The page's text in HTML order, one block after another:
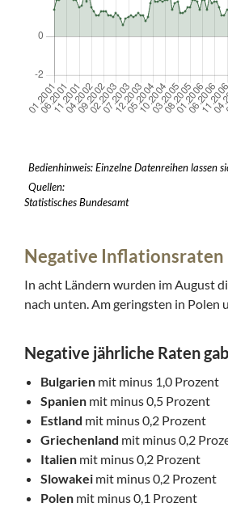
Bedienhinweis: Einzelne Datenreihen lassen
Quellen:
Statistisches Bundesamt
Negative Inflationsraten
In acht Ländern wurden im August
nach unten. Am geringsten in Polen
Negative jährliche Raten
Bulgarien mit minus 1,0 Prozent
Spanien mit minus 0,5 Prozent
Estland mit minus 0,2 Prozent
Griechenland mit minus 0,2
Italien mit minus 0,2 Prozent
Slowakei mit minus 0,2 Prozent
Polen mit minus 0,1 Prozent